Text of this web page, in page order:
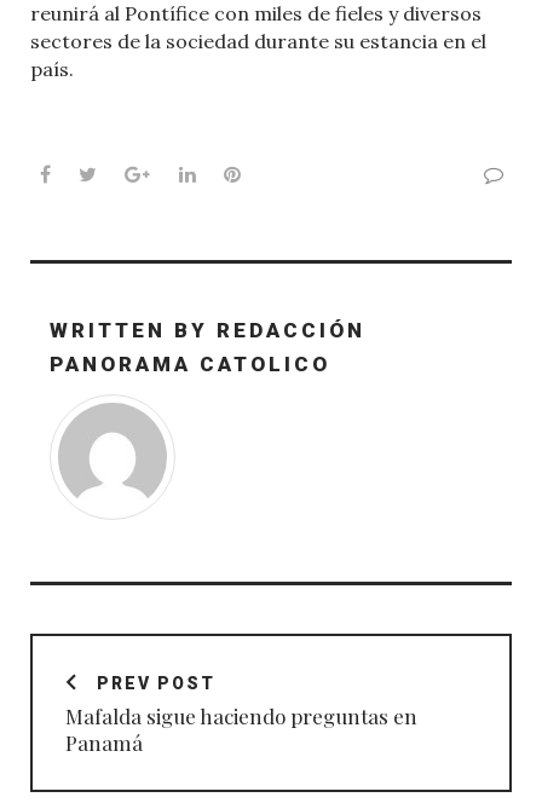
reunirá al Pontífice con miles de fieles y diversos
sectores de la sociedad durante su estancia en el
país.
Facebook
TwitterGoogle+LinkedInPinterest
WRITTEN BY REDACCIÓN
PANORAMA CATOLICO
Navegación
entradasPREV POST
Mafalda sigue haciendo preguntas en
Panamá